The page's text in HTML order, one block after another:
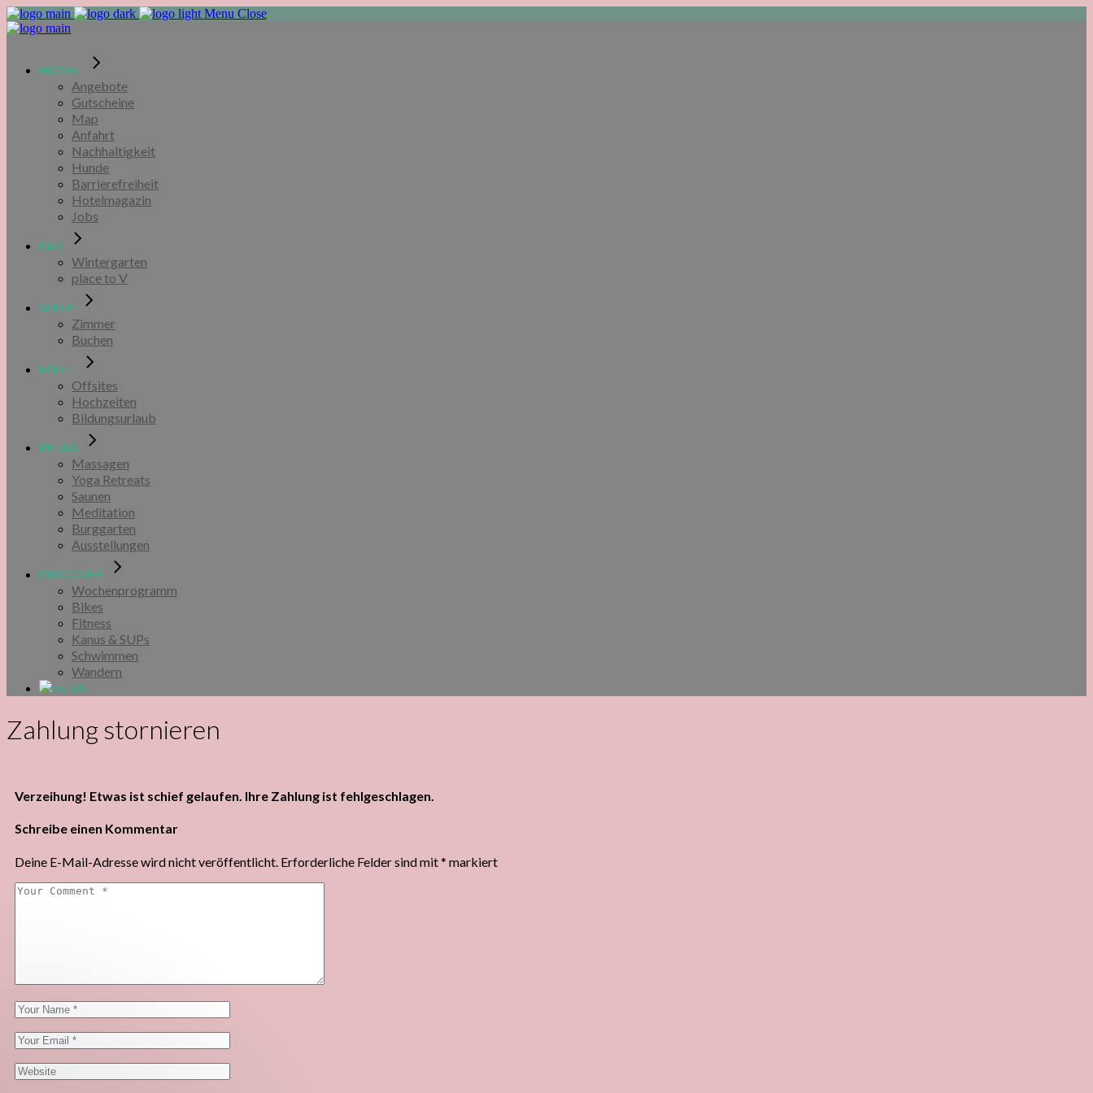
Menu Close
HOTEL
Angebote
Gutscheine
Map
Anfahrt
Nachhaltigkeit
Hunde
Barrierefreiheit
Hotelmagazin
Jobs
EAT
Wintergarten
place to V
SLEEP
Zimmer
Buchen
MEET
Offsites
Hochzeiten
Bildungsurlaub
RELAX
Massagen
Yoga Retreats
Saunen
Meditation
Burggarten
Ausstellungen
DISCOVER
Wochenprogramm
Bikes
Fitness
Kanus & SUPs
Schwimmen
Wandern
Zahlung stornieren
Verzeihung! Etwas ist schief gelaufen. Ihre Zahlung ist fehlgeschlagen.
Schreibe einen Kommentar
Deine E-Mail-Adresse wird nicht veröffentlicht. Erforderliche Felder sind mit* markiert